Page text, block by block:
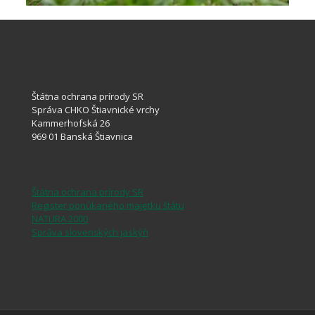
Štátna ochrana prírody SR
Správa CHKO Štiavnické vrchy
Kammerhofská 26
969 01 Banská Štiavnica
Štátna ochrana prírody SR
Register ponúkaného majetku štátu
NATURA 2000
Správa slovenských jaskýň